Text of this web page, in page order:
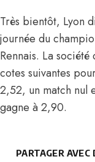
Très bientôt, Lyon
journée du
Rennais. La
cotes suivantes
2,52, un match nul
gagne à 2,90.
PARTAGER AVEC